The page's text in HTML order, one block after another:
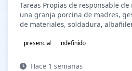
Tareas Propias de responsable
una granja porcina de madres,
de materiales, soldadura,
presencial indefinido
Hace 1 semanas